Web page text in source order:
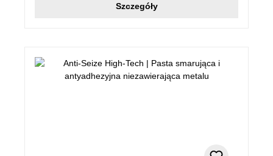
Szczegóły